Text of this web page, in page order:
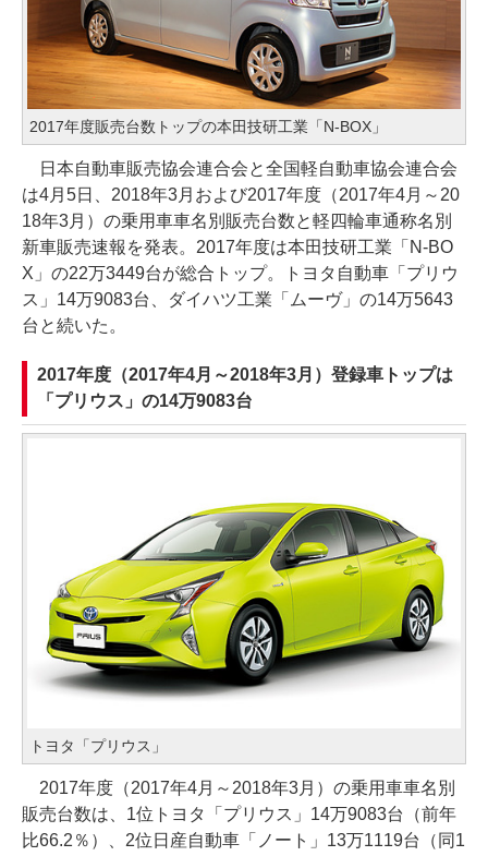
2017年度販売台数トップの本田技研工業「N-BOX」
日本自動車販売協会連合会と全国軽自動車協会連合会
は4月5日、2018年3月および2017年度（2017年4月～20
18年3月）の乗用車車名別販売台数と軽四輪車通称名別
新車販売速報を発表。2017年度は本田技研工業「N-BO
X」の22万3449台が総合トップ。トヨタ自動車「プリウ
ス」14万9083台、ダイハツ工業「ムーヴ」の14万5643
台と続いた。
2017年度（2017年4月～2018年3月）登録車トップは
「プリウス」の14万9083台
トヨタ「プリウス」
2017年度（2017年4月～2018年3月）の乗用車車名別
販売台数は、1位トヨタ「プリウス」14万9083台（前年
比66.2％）、2位日産自動車「ノート」13万1119台（同1